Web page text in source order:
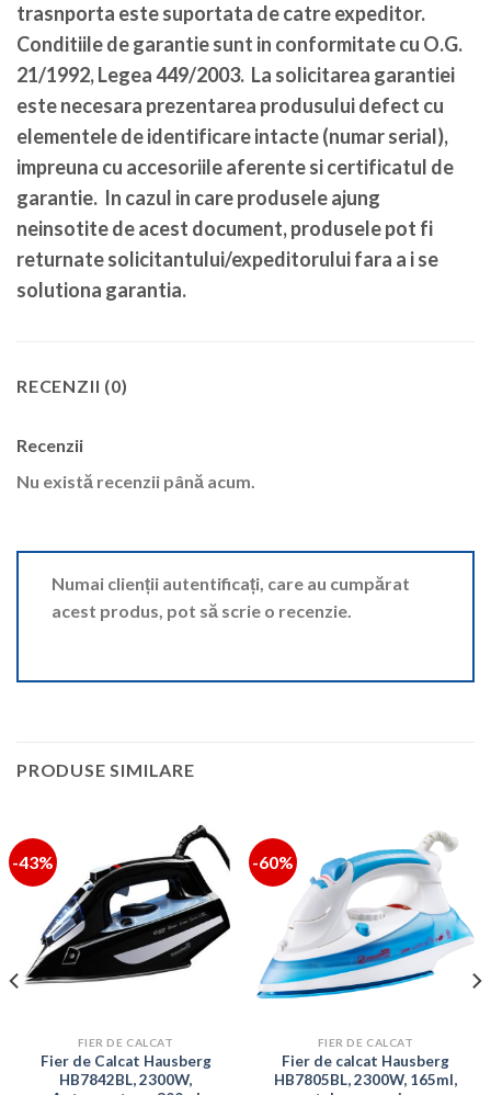
trasnporta este suportata de catre expeditor.
Conditiile de garantie sunt in conformitate cu O.G.
21/1992, Legea 449/2003. La solicitarea garantiei
este necesara prezentarea produsului defect cu
elementele de identificare intacte (numar serial),
impreuna cu accesoriile aferente si certificatul de
garantie. In cazul in care produsele ajung
neinsotite de acest document, produsele pot fi
returnate solicitantului/expeditorului fara a i se
solutiona garantia.
RECENZII (0)
Recenzii
Nu există recenzii până acum.
Numai clienții autentificați, care au cumpărat
acest produs, pot să scrie o recenzie.
PRODUSE SIMILARE
-43%
FIER DE CALCAT
Fier de Calcat Hausberg
HB7842BL, 2300W,
-60%
FIER DE CALCAT
Fier de calcat Hausberg
HB7805BL, 2300W, 165ml,